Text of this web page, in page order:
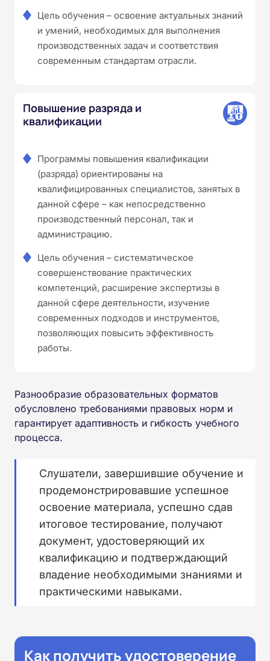
Цель обучения – освоение актуальных знаний
и умений, необходимых для выполнения
производственных задач и соответствия
современным стандартам отрасли.
Повышение разряда и
квалификации
Программы повышения квалификации
(разряда) ориентированы на
квалифицированных специалистов, занятых в
данной сфере – как непосредственно
производственный персонал, так и
администрацию.
Цель обучения – систематическое
совершенствование практических
компетенций, расширение экспертизы в
данной сфере деятельности, изучение
современных подходов и инструментов,
позволяющих повысить эффективность
работы.
Разнообразие образовательных форматов
обусловлено требованиями правовых норм и
гарантирует адаптивность и гибкость учебного
процесса.
Слушатели, завершившие обучение и
продемонстрировавшие успешное
освоение материала, успешно сдав
итоговое тестирование, получают
документ, удостоверяющий их
квалификацию и подтверждающий
владение необходимыми знаниями и
практическими навыками.
Как получить удостоверение